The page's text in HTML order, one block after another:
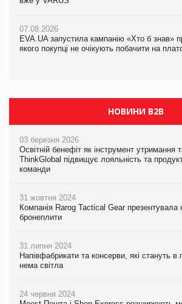
07.08.2026
EVA.UA запустила кампанію «Хто б знав»
якого покупці не очікують побачити на
05.08.2026
Мережа супермаркетів VARUS купує мережу
НОВИНИ B2B
03 березня 2026
Освітній бенефіт як інструмент утримання
ThinkGlobal підвищує лояльність та
команди
31 жовтня 2024
Компанія Rarog Tactical Gear презентувала
бронеплити
31 липня 2024
Напівфабрикати та консерви, які стануть в
нема світла
24 червня 2024